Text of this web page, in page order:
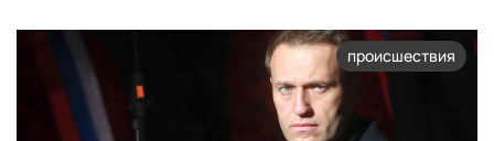
происшествия